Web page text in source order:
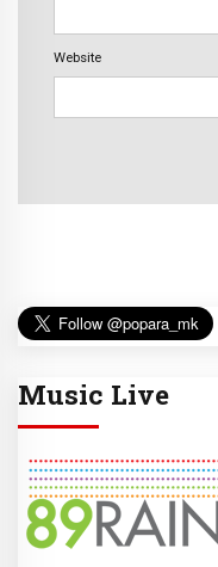
Website
Music Live